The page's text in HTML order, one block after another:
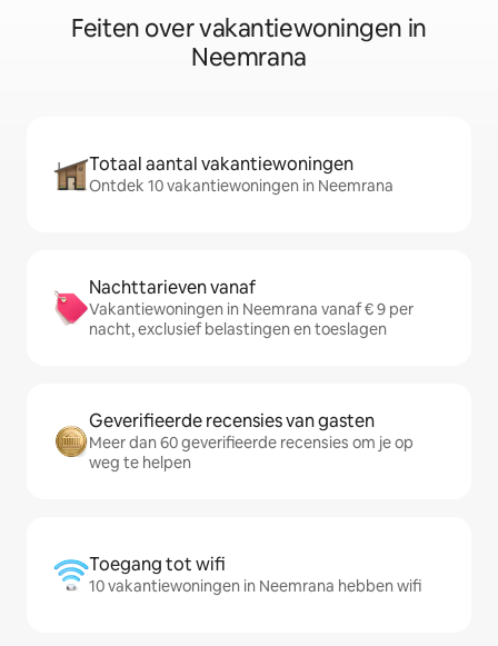
Feiten over vakantiewoningen in
Neemrana
Totaal aantal vakantiewoningen
Ontdek 10 vakantiewoningen in Neemrana
Nachttarieven vanaf
Vakantiewoningen in Neemrana vanaf € 9 per
nacht, exclusief belastingen en toeslagen
Geverifieerde recensies van gasten
Meer dan 60 geverifieerde recensies om je op
weg te helpen
Toegang tot wifi
10 vakantiewoningen in Neemrana hebben wifi